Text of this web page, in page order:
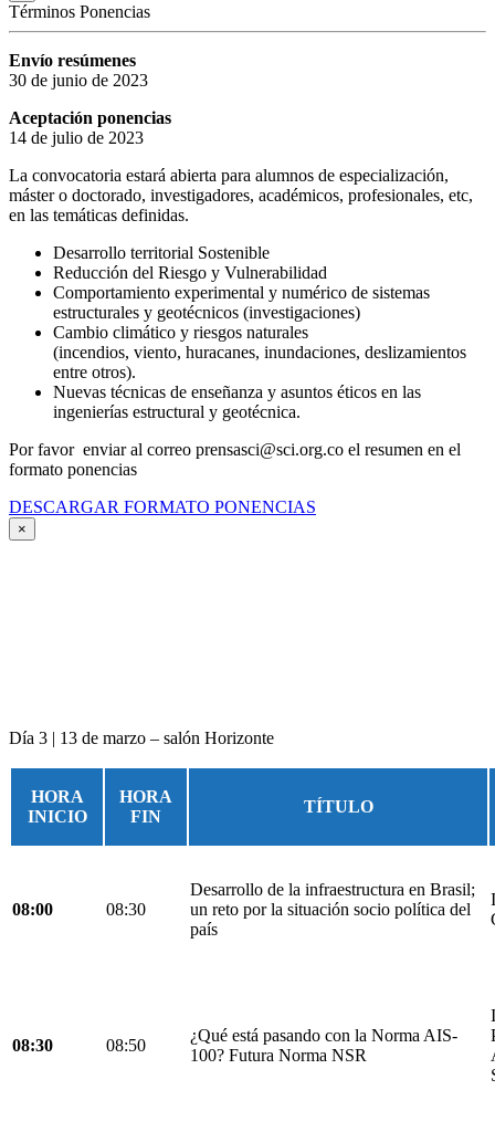
Términos Ponencias
Envío resúmenes
30 de junio de 2023
Aceptación ponencias
14 de julio de 2023
La convocatoria estará abierta para alumnos de especialización,
máster o doctorado, investigadores, académicos, profesionales, etc,
en las temáticas definidas.
Desarrollo territorial Sostenible
Reducción del Riesgo y Vulnerabilidad
Comportamiento experimental y numérico de sistemas
estructurales y geotécnicos (investigaciones)
Cambio climático y riesgos naturales
(incendios, viento, huracanes, inundaciones, deslizamientos
entre otros).
Nuevas técnicas de enseñanza y asuntos éticos en las
ingenierías estructural y geotécnica.
Por favor enviar al correo prensasci@sci.org.co el resumen en el
formato ponencias
DESCARGAR FORMATO PONENCIAS
×
Día 3 | 13 de marzo – salón Horizonte
HORA
INICIO
HORA
FIN
TÍTULO
08:00 08:30
Desarrollo de la infraestructura en Brasil;
un reto por la situación socio política del
país
08:30 08:50
¿Qué está pasando con la Norma AIS-
100? Futura Norma NSR